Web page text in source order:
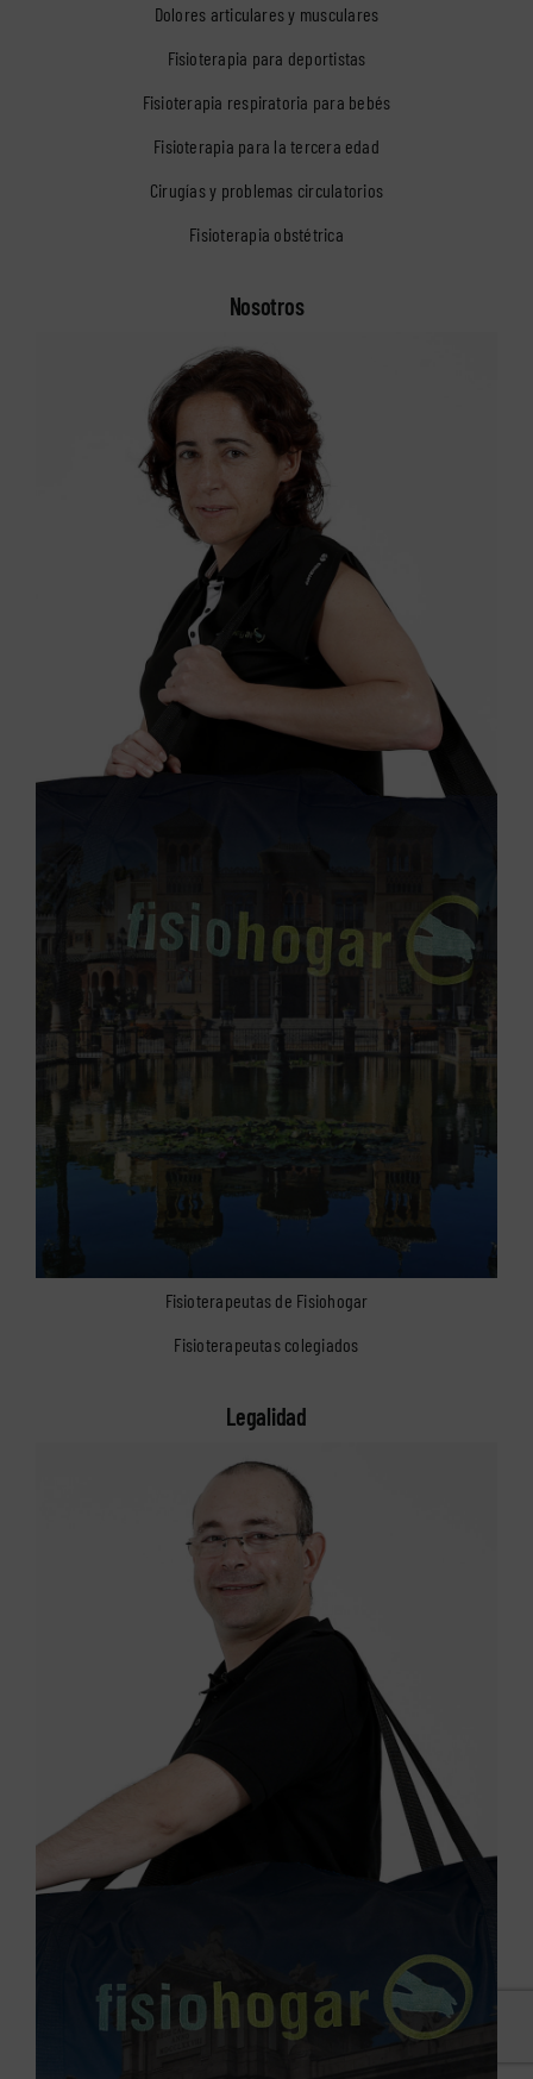
Dolores articulares y musculares
Fisioterapia para deportistas
Fisioterapia respiratoria para bebés
Fisioterapia para la tercera edad
Cirugías y problemas circulatorios
Fisioterapia obstétrica
Nosotros
Fisioterapeutas de Fisiohogar
Fisioterapeutas colegiados
Legalidad